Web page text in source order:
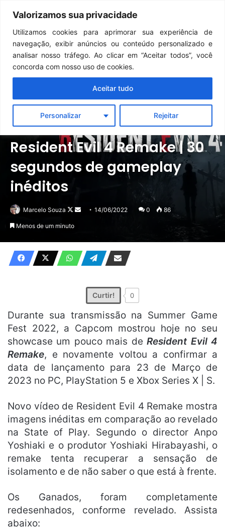
Valorizamos sua privacidade
Utilizamos cookies para aprimorar sua experiência de
navegação, exibir anúncios ou conteúdo personalizado e
analisar nosso tráfego. Ao clicar em “Aceitar todos”, você
concorda com nosso uso de cookies.
Personalizar Rejeitar
Aceitar tudo
Menu
Notícias PC PlayStation Xbox
Resident Evil 4 Remake | 30
segundos de gameplay
inéditos
Marcelo Souza
Follow
Mande14/06/2022 0 86
Menos de um minuto
Curtir! 0
Durante sua transmissão na Summer Game
Fest 2022, a Capcom mostrou hoje no seu
showcase um pouco mais deResident Evil 4
Remake, e novamente voltou a confirmar a
data de lançamento para 23 de Março de
2023 no PC, PlayStation 5 e Xbox Series X | S.
Novo vídeo de Resident Evil 4 Remake mostra
imagens inéditas em comparação ao revelado
na State of Play. Segundo o director Anpo
Yoshiaki e o produtor Yoshiaki Hirabayashi, o
remake tenta recuperar a sensação de
isolamento e de não saber o que está à frente.
Os Ganados, foram completamente
redesenhados, conforme revelado. Assista
abaixo: